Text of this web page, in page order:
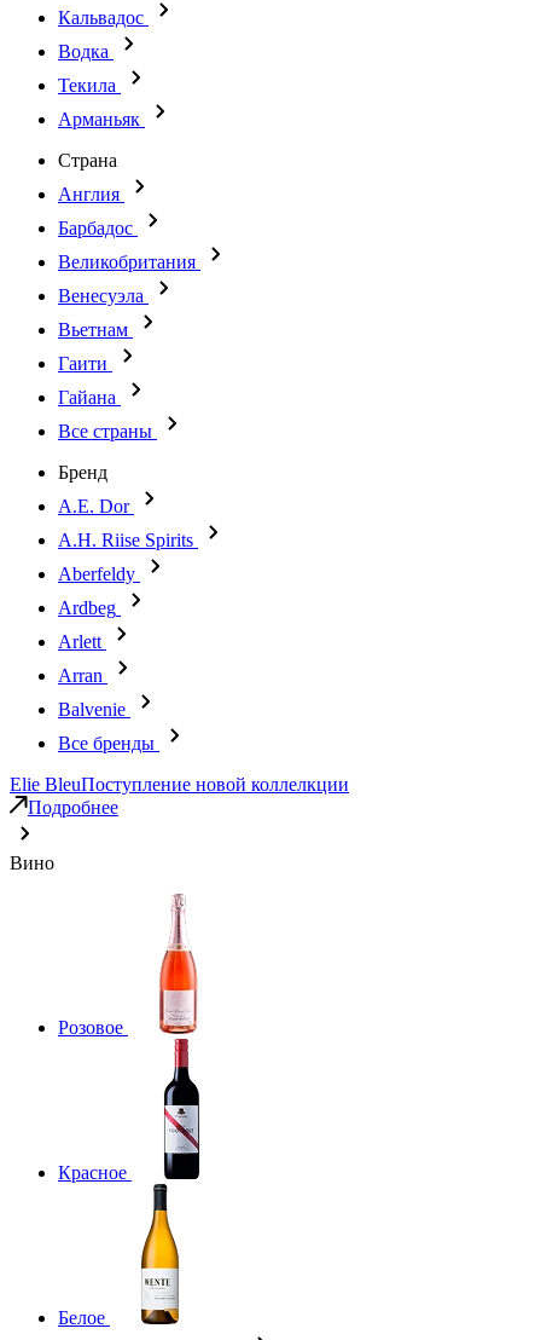
Кальвадос
Водка
Текила
Арманьяк
Страна
Англия
Барбадос
Великобритания
Венесуэла
Вьетнам
Гаити
Гайана
Все страны
Бренд
A.E. Dor
A.H. Riise Spirits
Aberfeldy
Ardbeg
Arlett
Arran
Balvenie
Все бренды
Elie BleuПоступление новой коллелкции
Подробнее
Вино
Розовое
Красное
Белое